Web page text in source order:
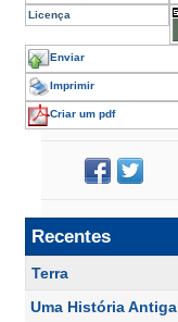
Licença
Enviar
Imprimir
Criar um pdf
Recentes
Terra
Uma História Antiga